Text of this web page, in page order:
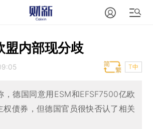
盟内部现分歧
T中
，德国同意用ESM和EFSF7500亿欧
权债券，但德国官员很快否认了相关